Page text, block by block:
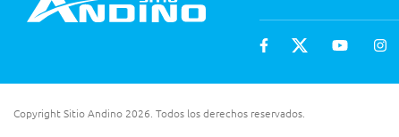
Copyright Sitio Andino 2026. Todos los derechos reservados.